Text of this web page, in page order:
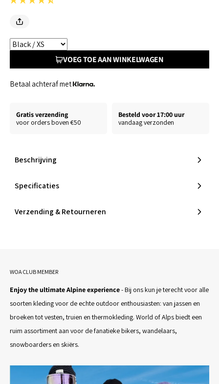
VOEG TOE AAN WINKELWAGEN
Betaal achteraf met
Gratis verzending
voor orders boven €50
Besteld voor 17:00 uur
vandaag verzonden
Beschrijving
Specificaties
Verzending & Retourneren
WOA CLUB MEMBER
Enjoy the ultimate Alpine experience- Bij ons kun je terecht voor alle
soorten kleding voor de echte outdoor enthousiasten: van jassen en
broeken tot vesten, truien en thermokleding. World of Alps biedt een
ruim assortiment aan voor de fanatieke bikers, wandelaars,
snowboarders en skiërs.